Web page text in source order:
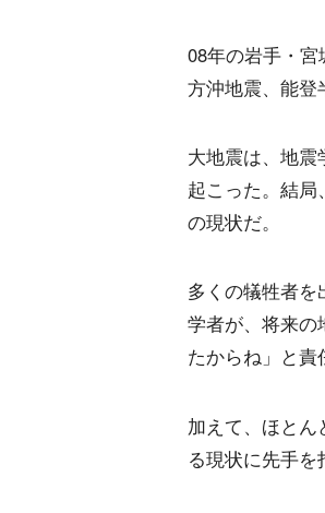
08年の岩手・
方沖地震、能登
大地震は、地
起こった。結
の現状だ。
多くの犠牲者
学者が、将来の
たからね」と責
加えて、ほと
る現状に先手を